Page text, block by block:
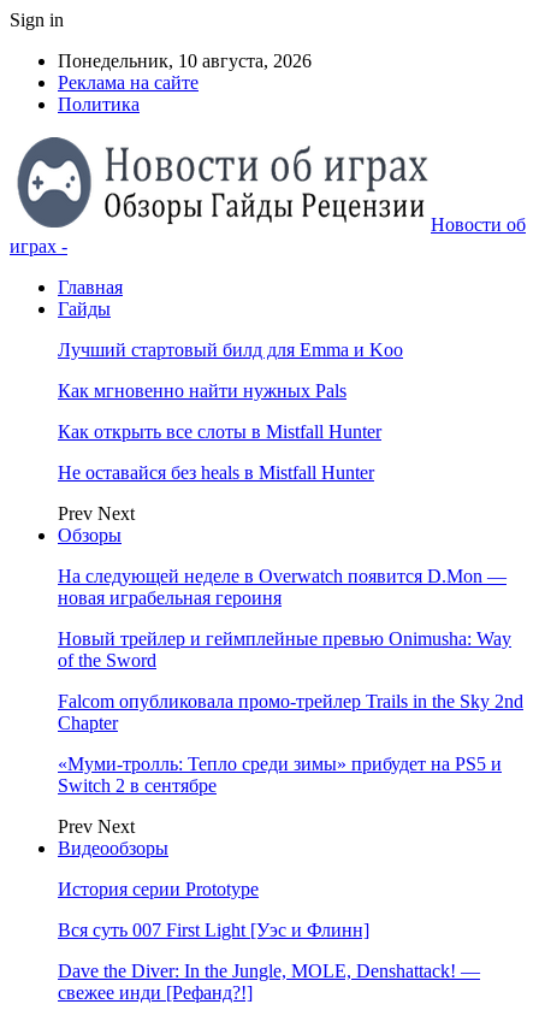
Sign in
Понедельник, 10 августа, 2026
Реклама на сайте
Политика
Новости об
играх -
Главная
Гайды
Лучший стартовый билд для Emma и Koo
Как мгновенно найти нужных Pals
Как открыть все слоты в Mistfall Hunter
Не оставайся без heals в Mistfall Hunter
Prev Next
Обзоры
На следующей неделе в Overwatch появится D.Mon —
новая играбельная героиня
Новый трейлер и геймплейные превью Onimusha: Way
of the Sword
Falcom опубликовала промо-трейлер Trails in the Sky 2nd
Chapter
«Муми-тролль: Тепло среди зимы» прибудет на PS5 и
Switch 2 в сентябре
Prev Next
Видеообзоры
История серии Prototype
Вся суть 007 First Light [Уэс и Флинн]
Dave the Diver: In the Jungle, MOLE, Denshattack! —
свежее инди [Рефанд?!]